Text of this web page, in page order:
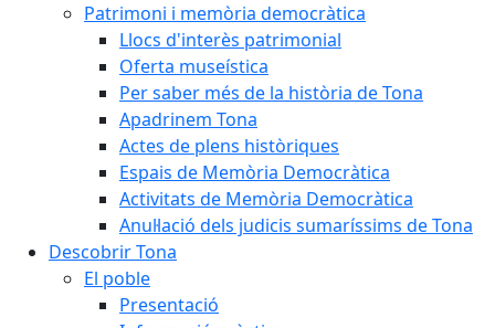
Patrimoni i memòria democràtica
Llocs d'interès patrimonial
Oferta museística
Per saber més de la història de Tona
Apadrinem Tona
Actes de plens històriques
Espais de Memòria Democràtica
Activitats de Memòria Democràtica
Anul·lació dels judicis sumaríssims de Tona
Descobrir Tona
El poble
Presentació